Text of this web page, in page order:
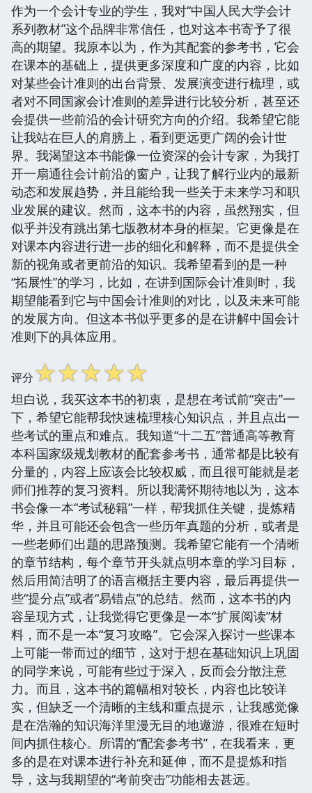
作为一个会计专业的学生，我对“中国人民大学会计
系列教材”这个品牌非常信任，也对这本书寄予了很
高的期望。我原本以为，作为其配套的参考书，它会
在课本的基础上，提供更多深度和广度的内容，比如
对某些会计准则的出台背景、发展演变进行梳理，或
者对不同国家会计准则的差异进行比较分析，甚至还
会提供一些前沿的会计研究方向的介绍。我希望它能
让我站在巨人的肩膀上，看到更远更广阔的会计世
界。我渴望这本书能像一位资深的会计专家，为我打
开一扇通往会计前沿的窗户，让我了解行业内的最新
动态和发展趋势，并且能给我一些关于未来学习和职
业发展的建议。然而，这本书的内容，虽然翔实，但
似乎并没有跳出第七版教材本身的框架。它更像是在
对课本内容进行进一步的细化和解释，而不是提供全
新的视角或者更前沿的知识。我希望看到的是一种
“拓展性”的学习，比如，在讲到国际会计准则时，我
期望能看到它与中国会计准则的对比，以及未来可能
的发展方向。但这本书似乎更多的是在讲解中国会计
准则下的具体应用。
评分☆☆☆☆☆
坦白说，我买这本书的初衷，是想在考试前“突击”一
下，希望它能帮我快速梳理核心知识点，并且点出一
些考试的重点和难点。我知道“十二五”普通高等教育
本科国家级规划教材的配套参考书，通常都是比较有
分量的，内容上应该会比较权威，而且很可能就是老
师们推荐的复习资料。所以我满怀期待地以为，这本
书会像一本“考试秘籍”一样，帮我抓住关键，提炼精
华，并且可能还会包含一些历年真题的分析，或者是
一些老师们出题的思路预测。我希望它能有一个清晰
的章节结构，每个章节开头就点明本章的学习目标，
然后用简洁明了的语言概括主要内容，最后再提供一
些“提分点”或者“易错点”的总结。然而，这本书的内
容呈现方式，让我觉得它更像是一本“扩展阅读”材
料，而不是一本“复习攻略”。它会深入探讨一些课本
上可能一带而过的细节，这对于想在基础知识上巩固
的同学来说，可能有些过于深入，反而会分散注意
力。而且，这本书的篇幅相对较长，内容也比较详
实，但缺乏一个清晰的主线和重点提示，让我感觉像
是在浩瀚的知识海洋里漫无目的地遨游，很难在短时
间内抓住核心。所谓的“配套参考书”，在我看来，更
多的是在对课本进行补充和延伸，而不是提炼和指
导，这与我期望的“考前突击”功能相去甚远。